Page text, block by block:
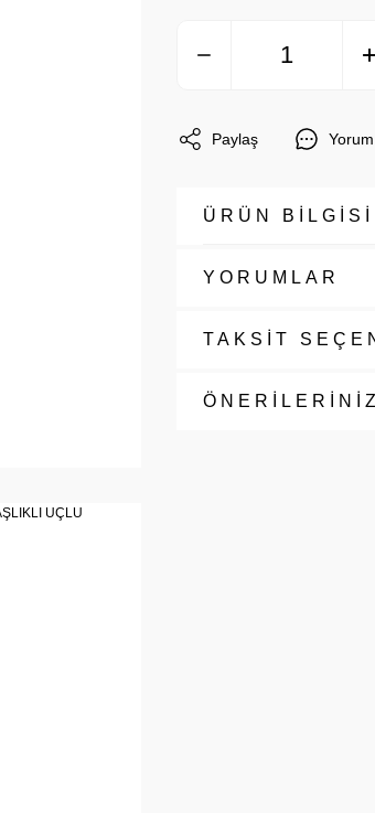
Paylaş
ÜRÜN BİLGİSİ
YORUMLAR
TAKSİT
ÖNERİLERİNİZ